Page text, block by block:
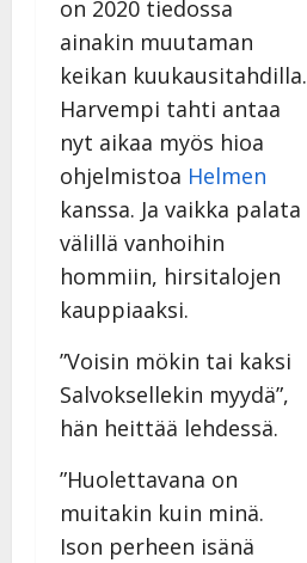
on 2020 tiedossa
ainakin muutaman
keikan kuukausitahdilla.
Harvempi tahti antaa
nyt aikaa myös hioa
ohjelmistoa Helmen
kanssa. Ja vaikka palata
välillä vanhoihin
hommiin, hirsitalojen
kauppiaaksi.
”Voisin mökin tai kaksi
Salvoksellekin myydä”,
hän heittää lehdessä.
”Huolettavana on
muitakin kuin minä.
Ison perheen isänä